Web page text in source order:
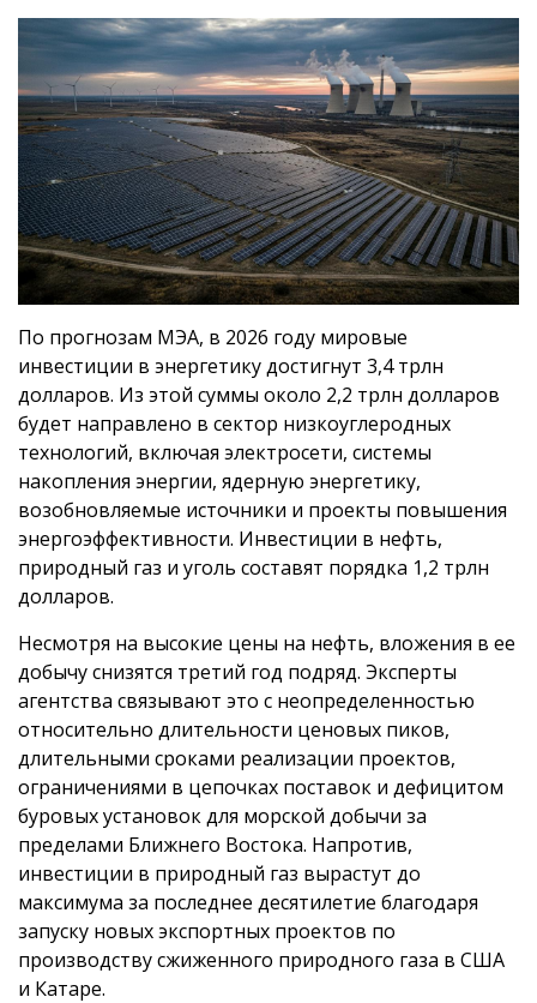
По прогнозам МЭА, в 2026 году мировые
инвестиции в энергетику достигнут 3,4 трлн
долларов. Из этой суммы около 2,2 трлн долларов
будет направлено в сектор низкоуглеродных
технологий, включая электросети, системы
накопления энергии, ядерную энергетику,
возобновляемые источники и проекты повышения
энергоэффективности. Инвестиции в нефть,
природный газ и уголь составят порядка 1,2 трлн
долларов.
Несмотря на высокие цены на нефть, вложения в ее
добычу снизятся третий год подряд. Эксперты
агентства связывают это с неопределенностью
относительно длительности ценовых пиков,
длительными сроками реализации проектов,
ограничениями в цепочках поставок и дефицитом
буровых установок для морской добычи за
пределами Ближнего Востока. Напротив,
инвестиции в природный газ вырастут до
максимума за последнее десятилетие благодаря
запуску новых экспортных проектов по
производству сжиженного природного газа в США
и Катаре.